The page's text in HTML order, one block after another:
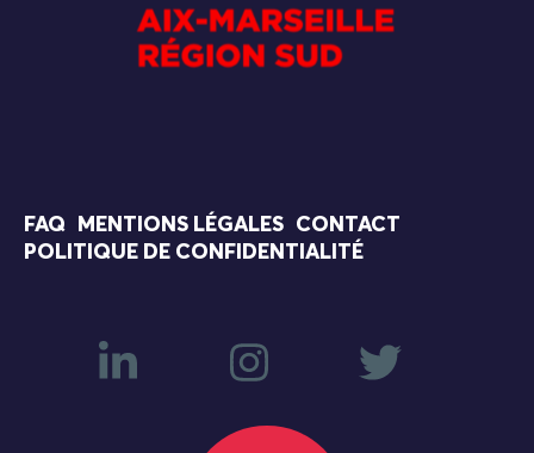
FAQ MENTIONS LÉGALES
CONTACT
POLITIQUE DE CONFIDENTIALITÉ